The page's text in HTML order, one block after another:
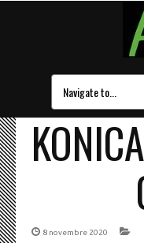
8 novembre 2020